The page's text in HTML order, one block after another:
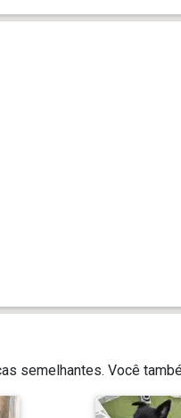
semelhantes. Você